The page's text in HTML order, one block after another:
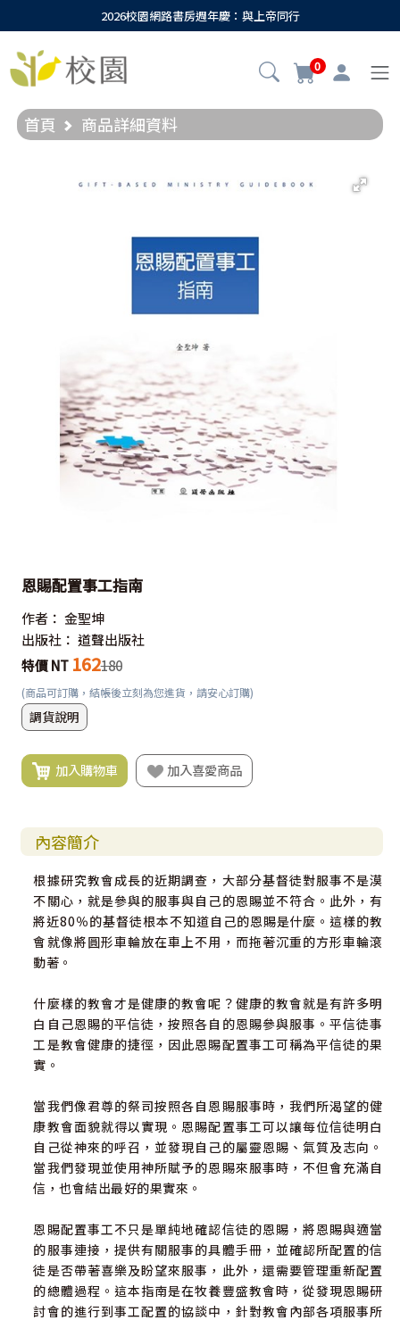
2026校園網路書房週年慶：與上帝同行
0
首頁 商品詳細資料
恩賜配置事工指南
作者： 金聖坤
出版社： 道聲出版社
特價 NT 162180
(商品可訂購，結帳後立刻為您進貨，請安心訂購)
調貨說明
加入購物車 加入喜愛商品
內容簡介
根據研究教會成長的近期調查，大部分基督徒對服事不是漠
不關心，就是參與的服事與自己的恩賜並不符合。此外，有
將近80％的基督徒根本不知道自己的恩賜是什麼。這樣的教
會就像將圓形車輪放在車上不用，而拖著沉重的方形車輪滾
動著。
什麼樣的教會才是健康的教會呢？健康的教會就是有許多明
白自己恩賜的平信徒，按照各自的恩賜參與服事。平信徒事
工是教會健康的捷徑，因此恩賜配置事工可稱為平信徒的果
實。
當我們像君尊的祭司按照各自恩賜服事時，我們所渴望的健
康教會面貌就得以實現。恩賜配置事工可以讓每位信徒明白
自己從神來的呼召，並發現自己的屬靈恩賜、氣質及志向。
當我們發現並使用神所賦予的恩賜來服事時，不但會充滿自
信，也會結出最好的果實來。
恩賜配置事工不只是單純地確認信徒的恩賜，將恩賜與適當
的服事連接，提供有關服事的具體手冊，並確認所配置的信
徒是否帶著喜樂及盼望來服事，此外，還需要管理重新配置
的總體過程。這本指南是在牧養豐盛教會時，從發現恩賜研
討會的進行到事工配置的協談中，針對教會內部各項服事所